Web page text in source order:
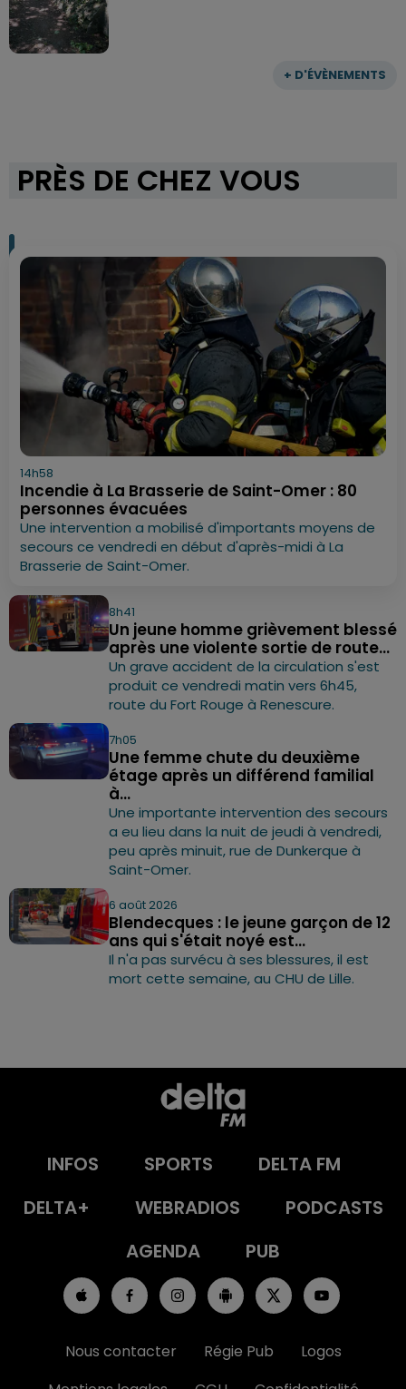
+ D'ÉVÈNEMENTS
PRÈS DE CHEZ VOUS
14h58
Incendie à La Brasserie de Saint-Omer : 80
personnes évacuées
Une intervention a mobilisé d'importants moyens de
secours ce vendredi en début d'après-midi à La
Brasserie de Saint-Omer.
8h41
Un jeune homme grièvement blessé
après une violente sortie de route...
Un grave accident de la circulation s'est
produit ce vendredi matin vers 6h45,
route du Fort Rouge à Renescure.
7h05
Une femme chute du deuxième
étage après un différend familial
à...
Une importante intervention des secours
a eu lieu dans la nuit de jeudi à vendredi,
peu après minuit, rue de Dunkerque à
Saint-Omer.
6 août 2026
Blendecques : le jeune garçon de 12
ans qui s'était noyé est...
Il n'a pas survécu à ses blessures, il est
mort cette semaine, au CHU de Lille.
INFOS SPORTS
DELTA FM
DELTA+
WEBRADIOS
PODCASTS
AGENDA
PUB
Nous contacter Régie Pub
Logos